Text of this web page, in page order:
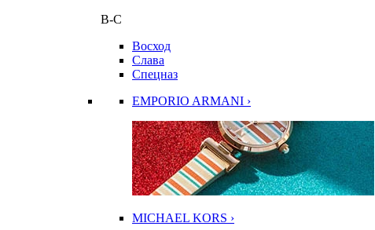
В-С
Восход
Слава
Спецназ
EMPORIO ARMANI ›
MICHAEL KORS ›